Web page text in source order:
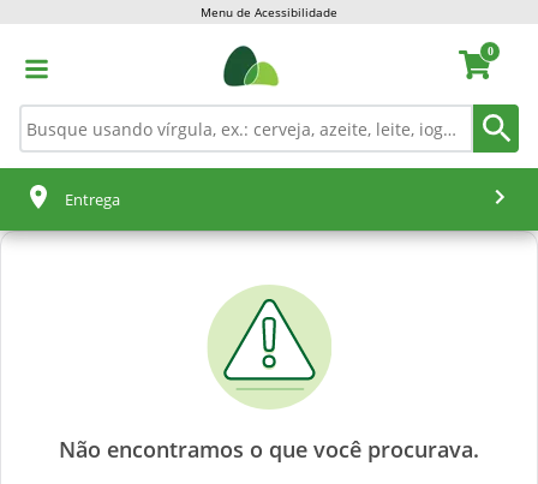
Menu de Acessibilidade
0
Entrega
Não encontramos o que você procurava.